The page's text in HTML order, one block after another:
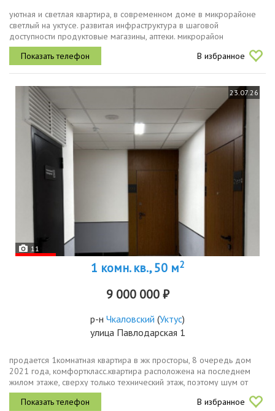
уютная и светлая квартира, в современном доме в микрорайоне
светлый на уктусе. развитая инфраструктура в шаговой
доступности продуктовые магазины, аптеки. микрорайон
расположен у кольцовского тракта на автобусе можно быстро
доехать до центра города...
В избранное
23.07.26
11
1 комн. кв., 50 м2
9 000 000 ₽
р-н Чкаловский (Уктус)
улица Павлодарская 1
продается 1комнатная квартира в жк просторы, 8 очередь дом
2021 года, комфорткласс.квартира расположена на последнем
жилом этаже, сверху только технический этаж, поэтому шум от
соседей сверху отсутствует.из окон открывается красивый вид на
город,...
В избранное